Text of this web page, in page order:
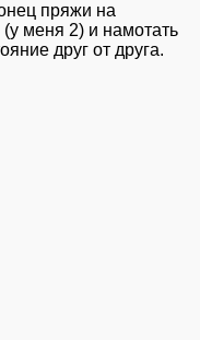
пряжи на
меня 2) и намотать
друг от друга.